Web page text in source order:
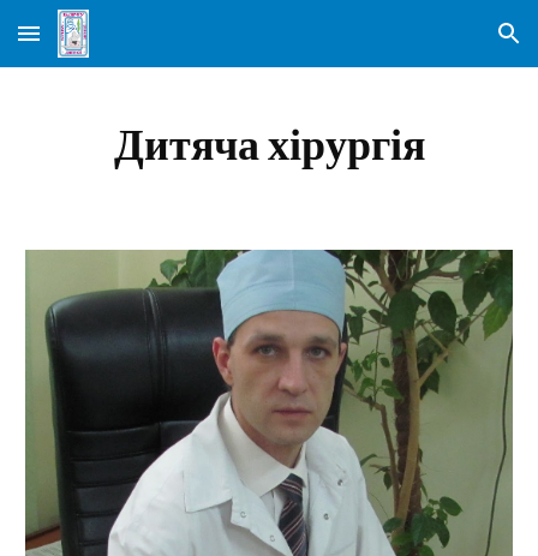
Skip to main content Skip to navigation
Дитяча хірургія